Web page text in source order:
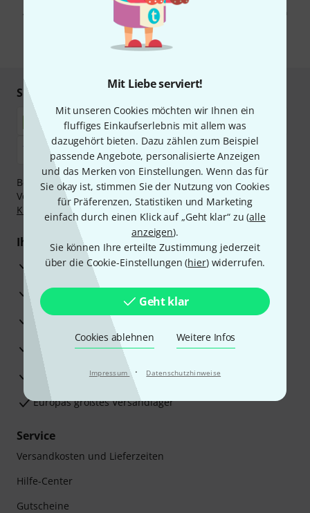
Mit Liebe serviert!
Mit unseren Cookies möchten wir Ihnen ein
fluffiges Einkaufserlebnis mit allem was
dazugehört bieten. Dazu zählen zum Beispiel
passende Angebote, personalisierte Anzeigen
und das Merken von Einstellungen. Wenn das für
Sie okay ist, stimmen Sie der Nutzung von Cookies
für Präferenzen, Statistiken und Marketing
einfach durch einen Klick auf „Geht klar“ zu (alle
anzeigen).
Sie können Ihre erteilte Zustimmung jederzeit
über die Cookie-Einstellungen (hier) widerrufen.
Geht klar
Cookies ablehnen Weitere Infos
Impressum · Datenschutzhinweise
Abmeldung ist jederzeit möglich. Weitere Informationen finden Sie in
unseren
Datenschutzhinweisen
* Pflichtfeld
Sicher einkaufen & bezahlen
Bezahlen Sie vertraulich und sicher per Nachnahme,
Vorkasse, PayPal, Amazon Pay, Klarna Sofort bezahlen
Klarna Ratenzahlungoder Kreditkarte.
Ihre Vorteile
3 Jahre Thomann Garantie
30 Tage Money-Back-Garantie
Reparaturservice
Beratung durch Fachexperten
Zufriedenheitsgarantie
Europas größtes Versandlager
Service
Versandkosten und Lieferzeiten
Hilfe-Center
Gutscheine